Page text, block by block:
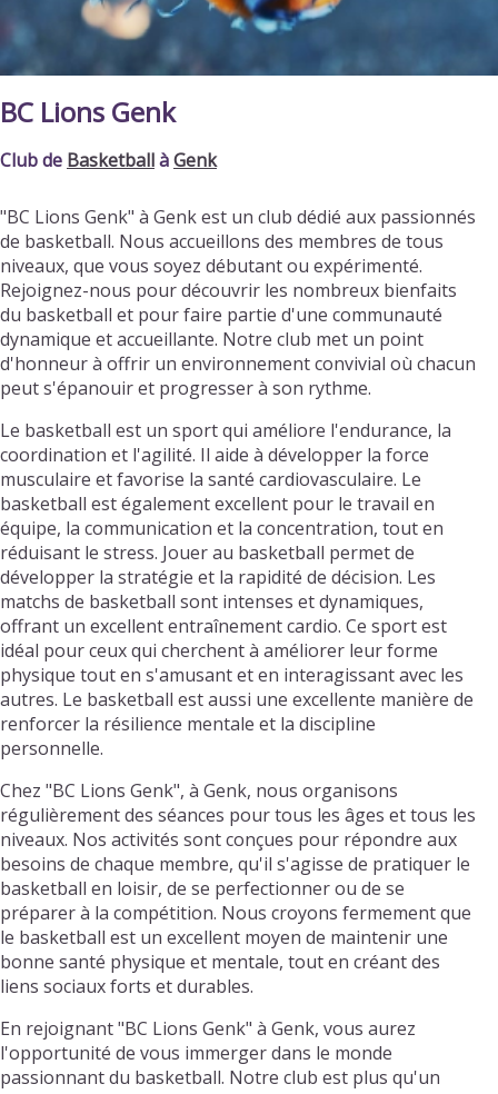
BC Lions Genk
Club de BasketballàGenk
"BC Lions Genk" à Genk est un club dédié aux passionnés
de basketball. Nous accueillons des membres de tous
niveaux, que vous soyez débutant ou expérimenté.
Rejoignez-nous pour découvrir les nombreux bienfaits
du basketball et pour faire partie d'une communauté
dynamique et accueillante. Notre club met un point
d'honneur à offrir un environnement convivial où chacun
peut s'épanouir et progresser à son rythme.
Le basketball est un sport qui améliore l'endurance, la
coordination et l'agilité. Il aide à développer la force
musculaire et favorise la santé cardiovasculaire. Le
basketball est également excellent pour le travail en
équipe, la communication et la concentration, tout en
réduisant le stress. Jouer au basketball permet de
développer la stratégie et la rapidité de décision. Les
matchs de basketball sont intenses et dynamiques,
offrant un excellent entraînement cardio. Ce sport est
idéal pour ceux qui cherchent à améliorer leur forme
physique tout en s'amusant et en interagissant avec les
autres. Le basketball est aussi une excellente manière de
renforcer la résilience mentale et la discipline
personnelle.
Chez "BC Lions Genk", à Genk, nous organisons
régulièrement des séances pour tous les âges et tous les
niveaux. Nos activités sont conçues pour répondre aux
besoins de chaque membre, qu'il s'agisse de pratiquer le
basketball en loisir, de se perfectionner ou de se
préparer à la compétition. Nous croyons fermement que
le basketball est un excellent moyen de maintenir une
bonne santé physique et mentale, tout en créant des
liens sociaux forts et durables.
En rejoignant "BC Lions Genk" à Genk, vous aurez
l'opportunité de vous immerger dans le monde
passionnant du basketball. Notre club est plus qu'un